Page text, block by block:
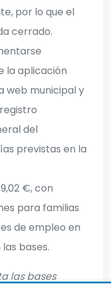
por lo que el
cerrado.
la aplicación
web municipal y
del
previstas en la
€, con
para familias
de empleo en
bases.
las bases